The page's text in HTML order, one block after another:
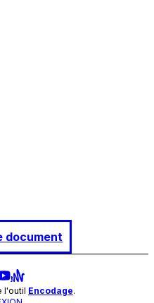
document
l'outil Encodage.